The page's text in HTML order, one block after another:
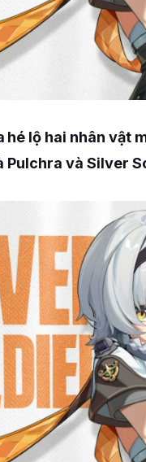
hé lộ hai nhân vật
Pulchra và Silver